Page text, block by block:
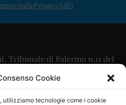
Cookie
utilizziamo tecnologie come i cookie
sulla Privacy (UE)
Tribunale di Palermo n.11 del
09/2015